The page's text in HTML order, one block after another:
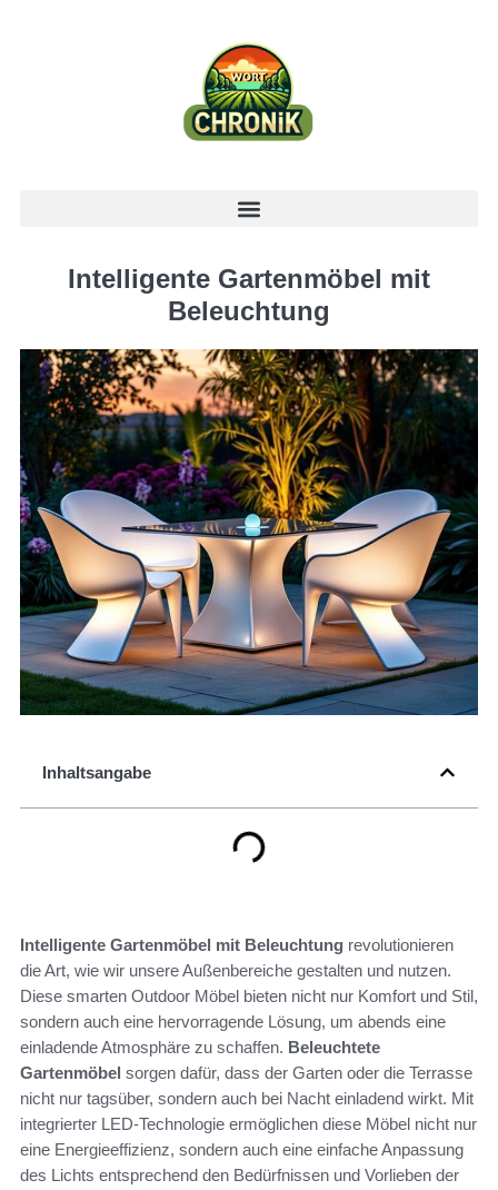
Intelligente Gartenmöbel mit
Beleuchtung
Inhaltsangabe
Intelligente Gartenmöbel mit Beleuchtung revolutionieren
die Art, wie wir unsere Außenbereiche gestalten und nutzen.
Diese smarten Outdoor Möbel bieten nicht nur Komfort und Stil,
sondern auch eine hervorragende Lösung, um abends eine
einladende Atmosphäre zu schaffen. Beleuchtete
Gartenmöbel sorgen dafür, dass der Garten oder die Terrasse
nicht nur tagsüber, sondern auch bei Nacht einladend wirkt. Mit
integrierter LED-Technologie ermöglichen diese Möbel nicht nur
eine Energieeffizienz, sondern auch eine einfache Anpassung
des Lichts entsprechend den Bedürfnissen und Vorlieben der